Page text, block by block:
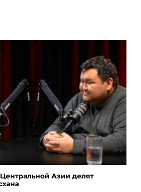
Центральной Азии делят